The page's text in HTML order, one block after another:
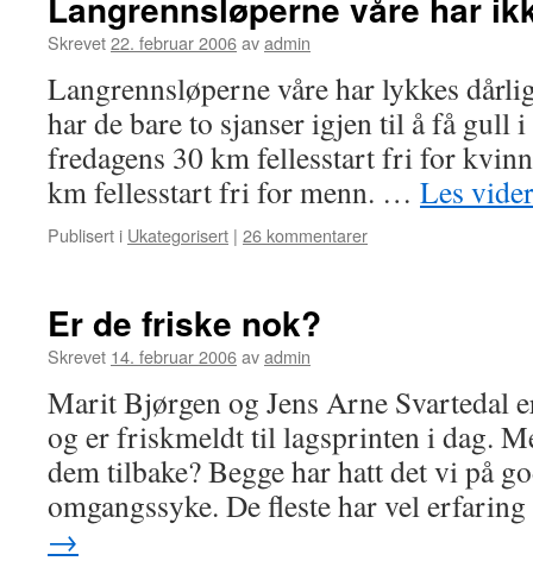
Skrevet22. februar 2006avadmin
Langrennsløperne våre har lykkes
har de bare to sjanser igjen til å få gull
fredagens 30 km fellesstart fri for
km fellesstart fri for menn. … Les
Publisert i Ukategorisert | 26 kommentarer
Er de friske nok?
Skrevet 14. februar 2006avadmin
Marit Bjørgen og Jens Arne Svartedal
og er friskmeldt til lagsprinten i dag.
dem tilbake? Begge har hatt det vi på
omgangssyke. De fleste har vel
→